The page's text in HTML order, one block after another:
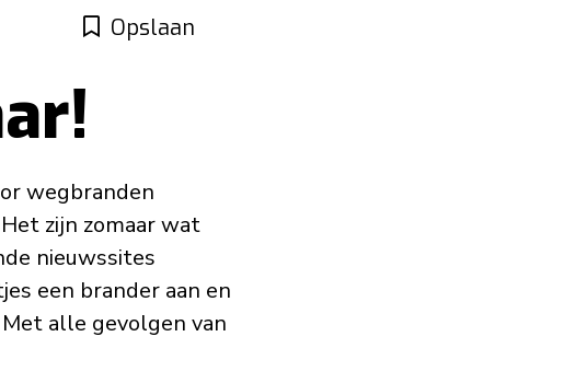
Opslaan
wegbranden
zijn zomaar wat
nieuwssites
een brander aan en
alle gevolgen van